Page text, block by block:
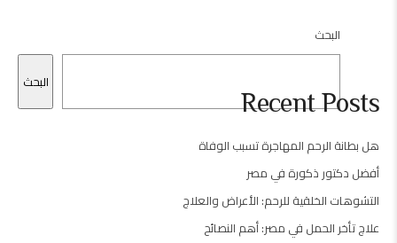
البحث
البحث
Recent Posts
هل بطانة الرحم المهاجرة تسبب الوفاة
أفضل دكتور ذكورة في مصر
التشوهات الخلقية للرحم: الأعراض والعلاج
علاج تأخر الحمل في مصر: أهم النصائح